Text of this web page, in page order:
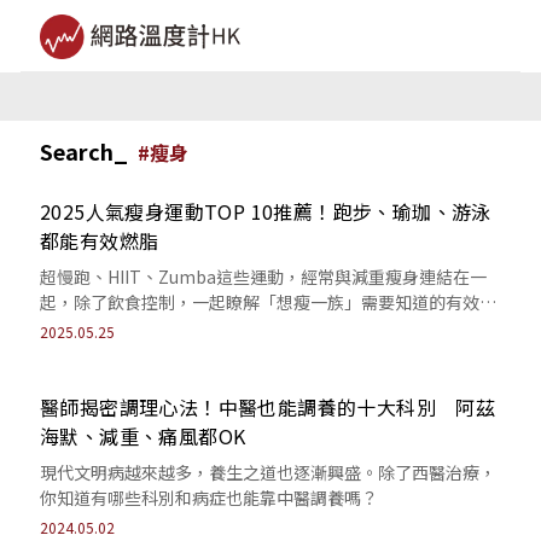
Search_ #瘦身
2025人氣瘦身運動TOP 10推薦！跑步、瑜珈、游泳
都能有效燃脂
超慢跑、HIIT、Zumba這些運動，經常與減重瘦身連結在一
起，除了飲食控制，一起瞭解「想瘦一族」需要知道的有效運
動。
2025.05.25
醫師揭密調理心法！中醫也能調養的十大科別 阿茲
海默、減重、痛風都OK
現代文明病越來越多，養生之道也逐漸興盛。除了西醫治療，
你知道有哪些科別和病症也能靠中醫調養嗎？
2024.05.02